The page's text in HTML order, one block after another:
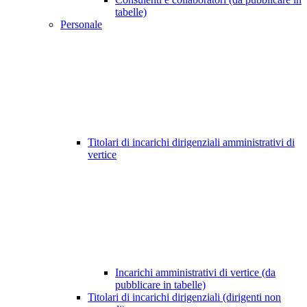
tabelle)
Personale
Titolari di incarichi dirigenziali amministrativi di
vertice
Incarichi amministrativi di vertice (da
pubblicare in tabelle)
Titolari di incarichi dirigenziali (dirigenti non